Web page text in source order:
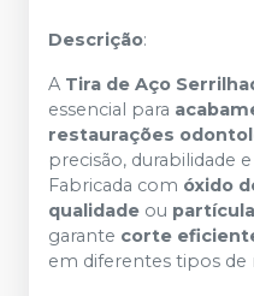
Descrição:
A Tira de Aço
essencial para
restaurações
precisão, durabilidade
Fabricada com óxido
qualidade ou
garante corte
em diferentes tipos de